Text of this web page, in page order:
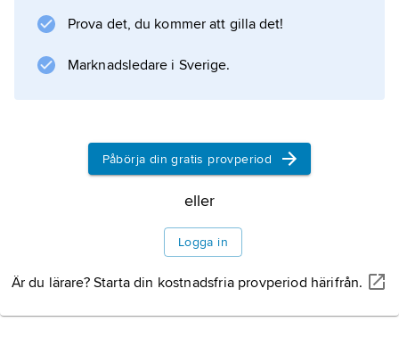
Prova det, du kommer att gilla det!
Marknadsledare i Sverige.
Påbörja din gratis provperiod
eller
Logga in
Är du lärare? Starta din kostnadsfria provperiod härifrån.